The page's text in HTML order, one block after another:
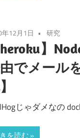
12月1日 研究
heroku】
でメール
じゃダメなの
を読む